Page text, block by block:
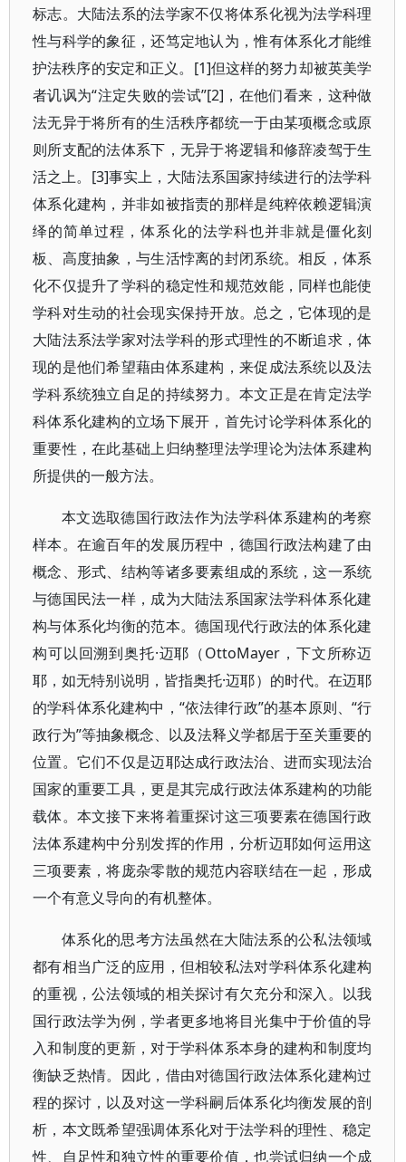
标志。大陆法系的法学家不仅将体系化视为法学科理
性与科学的象征，还笃定地认为，惟有体系化才能维
护法秩序的安定和正义。[1]但这样的努力却被英美学
者讥讽为“注定失败的尝试”[2]，在他们看来，这种做
法无异于将所有的生活秩序都统一于由某项概念或原
则所支配的法体系下，无异于将逻辑和修辞凌驾于生
活之上。[3]事实上，大陆法系国家持续进行的法学科
体系化建构，并非如被指责的那样是纯粹依赖逻辑演
绎的简单过程，体系化的法学科也并非就是僵化刻
板、高度抽象，与生活悖离的封闭系统。相反，体系
化不仅提升了学科的稳定性和规范效能，同样也能使
学科对生动的社会现实保持开放。总之，它体现的是
大陆法系法学家对法学科的形式理性的不断追求，体
现的是他们希望藉由体系建构，来促成法系统以及法
学科系统独立自足的持续努力。本文正是在肯定法学
科体系化建构的立场下展开，首先讨论学科体系化的
重要性，在此基础上归纳整理法学理论为法体系建构
所提供的一般方法。
本文选取德国行政法作为法学科体系建构的考察
样本。在逾百年的发展历程中，德国行政法构建了由
概念、形式、结构等诸多要素组成的系统，这一系统
与德国民法一样，成为大陆法系国家法学科体系化建
构与体系化均衡的范本。德国现代行政法的体系化建
构可以回溯到奥托·迈耶（OttoMayer，下文所称迈
耶，如无特别说明，皆指奥托·迈耶）的时代。在迈耶
的学科体系化建构中，“依法律行政”的基本原则、“行
政行为”等抽象概念、以及法释义学都居于至关重要的
位置。它们不仅是迈耶达成行政法治、进而实现法治
国家的重要工具，更是其完成行政法体系建构的功能
载体。本文接下来将着重探讨这三项要素在德国行政
法体系建构中分别发挥的作用，分析迈耶如何运用这
三项要素，将庞杂零散的规范内容联结在一起，形成
一个有意义导向的有机整体。
体系化的思考方法虽然在大陆法系的公私法领域
都有相当广泛的应用，但相较私法对学科体系化建构
的重视，公法领域的相关探讨有欠充分和深入。以我
国行政法学为例，学者更多地将目光集中于价值的导
入和制度的更新，对于学科体系本身的建构和制度均
衡缺乏热情。因此，借由对德国行政法体系化建构过
程的探讨，以及对这一学科嗣后体系化均衡发展的剖
析，本文既希望强调体系化对于法学科的理性、稳定
性、自足性和独立性的重要价值，也尝试归纳一个成